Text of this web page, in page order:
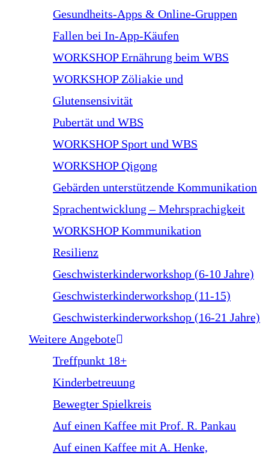
Gesundheits-Apps & Online-Gruppen
Fallen bei In-App-Käufen
WORKSHOP Ernährung beim WBS
WORKSHOP Zöliakie und
Glutensensivität
Pubertät und WBS
WORKSHOP Sport und WBS
WORKSHOP Qigong
Gebärden unterstützende Kommunikation
Sprachentwicklung – Mehrsprachigkeit
WORKSHOP Kommunikation
Resilienz
Geschwisterkinderworkshop (6-10 Jahre)
Geschwisterkinderworkshop (11-15)
Geschwisterkinderworkshop (16-21 Jahre)
Weitere Angebote
Treffpunkt 18+
Kinderbetreuung
Bewegter Spielkreis
Auf einen Kaffee mit Prof. R. Pankau
Auf einen Kaffee mit A. Henke,